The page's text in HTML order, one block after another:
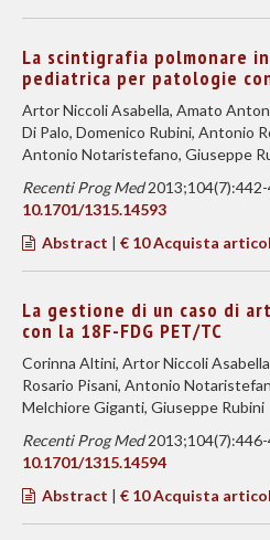
La scintigrafia polmonare
pediatrica per patologie
Artor Niccoli Asabella, Amato
Di Palo, Domenico Rubini, Antonio
Antonio Notaristefano, Giuseppe
Recenti Prog Med
10.1701/1315.14593
Abstract | € 10 Acquista
La gestione di un caso di
con la 18F-FDG PET/TC
Corinna Altini, Artor Niccoli
Rosario Pisani, Antonio
Melchiore Giganti, Giuseppe Rubini
Recenti Prog Med
10.1701/1315.14594
Abstract | € 10 Acquista